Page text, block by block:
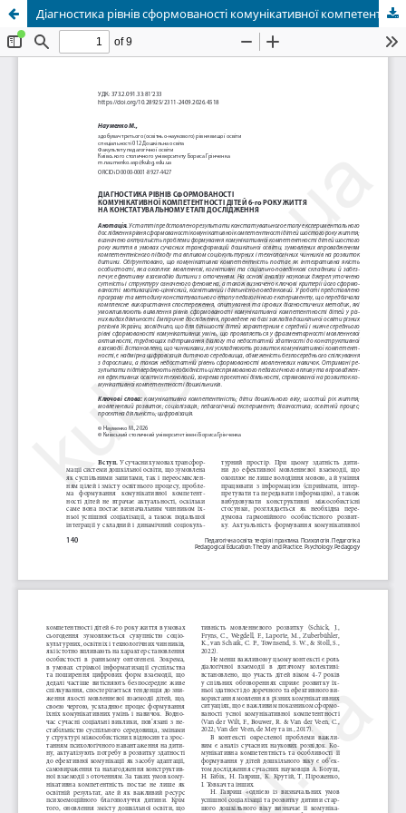
Діагностика рівнів сформованості комунікативної компетентності дітей 6-го року життя на констатувальному етапі дослідження